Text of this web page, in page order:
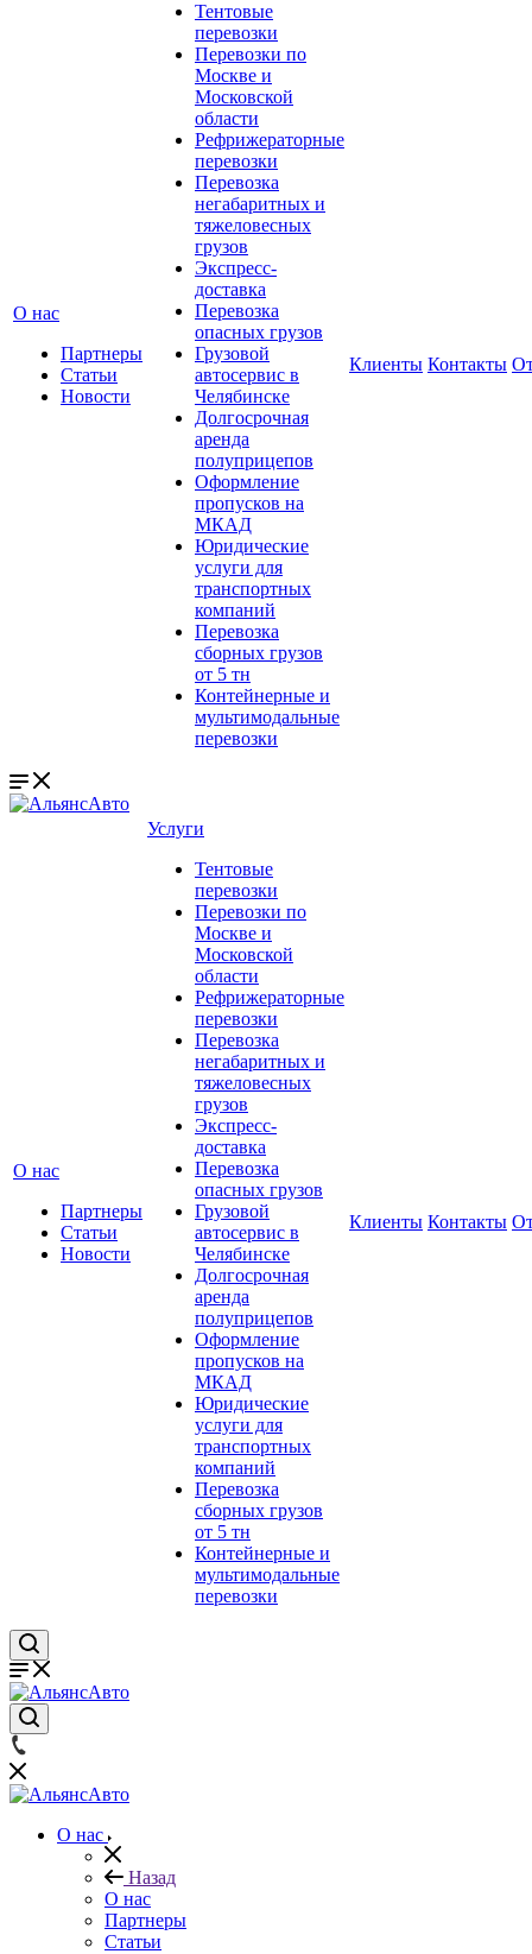
О нас
Партнеры
Статьи
Новости
Тентовые
перевозки
Перевозки по
Москве и
Московской
области
Рефрижераторные
перевозки
Перевозка
негабаритных и
тяжеловесных
грузов
Экспресс-
доставка
Перевозка
опасных грузов
Грузовой
автосервис в
Челябинске
Долгосрочная
аренда
полуприцепов
Оформление
пропусков на
МКАД
Юридические
услуги для
транспортных
компаний
Перевозка
сборных грузов
от 5 тн
Контейнерные и
мультимодальные
перевозки
Клиенты Контакты
О нас
Партнеры
Статьи
Новости
Услуги
Тентовые
перевозки
Перевозки по
Москве и
Московской
области
Рефрижераторные
перевозки
Перевозка
негабаритных и
тяжеловесных
грузов
Экспресс-
доставка
Перевозка
опасных грузов
Грузовой
автосервис в
Челябинске
Долгосрочная
аренда
полуприцепов
Оформление
пропусков на
МКАД
Юридические
услуги для
транспортных
компаний
Перевозка
сборных грузов
от 5 тн
Контейнерные и
мультимодальные
перевозки
Клиенты Контакты
О нас
Назад
О нас
Партнеры
Статьи